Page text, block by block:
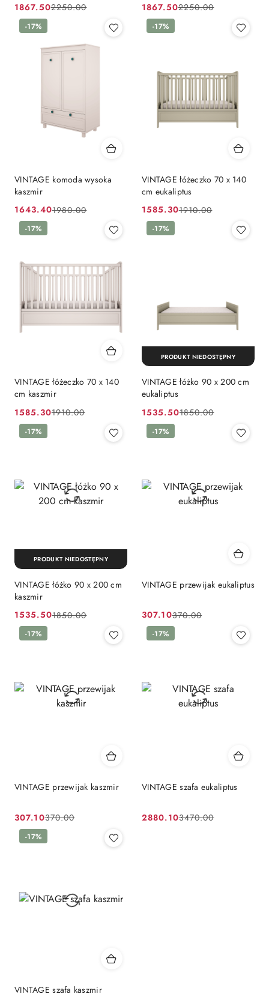
Cena
promocyjna:
1867.50
Cena
przed
2250.00
Cena
promocyjna:
1867.50
Cena
przed
2250.00
VINTAGE komoda wysoka
kaszmir
Cena
promocyjna:
1643.40
Cena
przed
1980.00
-17%
VINTAGE łóżeczko 70 x 140
cm eukaliptus
Cena
promocyjna:
1585.30
Cena
przed
1910.00
-17%
VINTAGE łóżeczko 70 x 140
cm kaszmir
Cena
promocyjna:
1585.30
Cena
przed
1910.00
-17%
VINTAGE łóżko 90 x 200 cm
eukaliptus
Cena
promocyjna:
1535.50
Cena
przed
1850.00
-17%
PRODUKT NIEDOSTĘPNY
VINTAGE łóżko 90 x 200 cm
kaszmir
Cena
promocyjna:
1535.50
Cena
przed
1850.00
-17%
PRODUKT NIEDOSTĘPNY
VINTAGE przewijak eukaliptus
Cena
promocyjna:
307.10
Cena
przed
370.00
-17%
VINTAGE przewijak kaszmir
Cena
promocyjna:
307.10
Cena
przed
370.00
-17%
VINTAGE szafa eukaliptus
Cena
2880.10
Cena
3470.00
-17%
VINTAGE szafa kaszmir
-17%